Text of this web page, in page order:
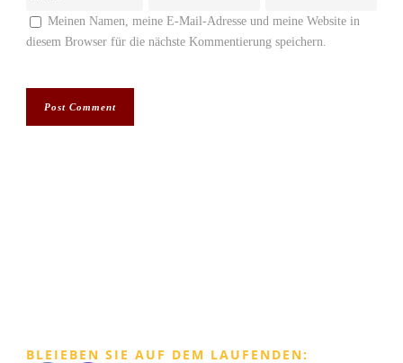
Meinen Namen, meine E-Mail-Adresse und meine Website in
diesem Browser für die nächste Kommentierung speichern.
BLEIEBEN SIE AUF DEM LAUFENDEN: